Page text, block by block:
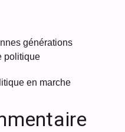
générations
politique
en marche